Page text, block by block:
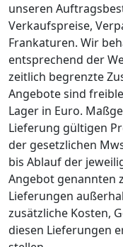
unseren
Verkaufspreise,
Frankaturen. Wir
entsprechend der
zeitlich begrenzte
Angebote sind
Lager in Euro.
Lieferung gültigen
der gesetzlichen
bis Ablauf der
Angebot genannten
Lieferungen
zusätzliche Kosten,
diesen Lieferungen